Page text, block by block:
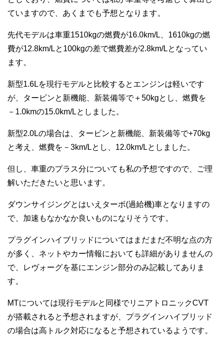
ていますので、あくまでも予想となります。
先代モデルは車重1510kgの燃費が16.0km/L、1610kgの燃
費が12.8km/Lと100kgの差で燃費差が2.8km/Lとなってい
ます。
新型1.6Lを現行モデルと比較するとエンジンは軽いです
が、タービンと新機能、新装備等で＋50kgとし、燃費を
－1.0kmの15.0km/Lとしました。
新型2.0Lの場合は、タービンと新機能、新装備等で+70kg
と考え、燃費を－3km/Lとし、12.0km/Lとしました。
但し、車重のプラス分についても私の予想ですので、ご理
解いただきたいと思います。
ダウンサイジングとはいえターボ(過給機)車となりますの
で、加速もなかなか良いものになりそうです。
プラグインハイブリッドについてはまだまだ不明な点の方
が多く、ネットやカー情報においても詳細がありませんの
で、レヴォーグを基にエンジン部分のみ記載してありま
す。
MTについては現行モデルと同様でリニアトロニックCVT
が搭載されると予想されますが、プラグインハイブリッド
の場合は高トルク対応になると予想されているようです。